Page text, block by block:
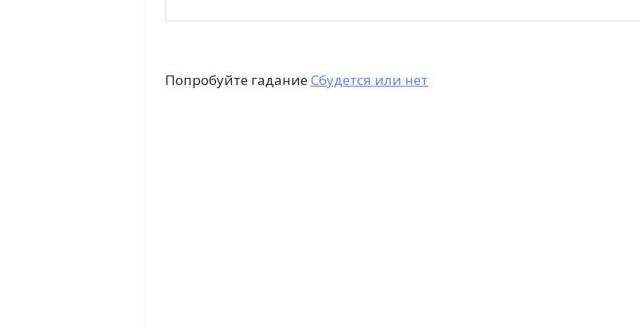
Попробуйте гаданиеСбудется или нет